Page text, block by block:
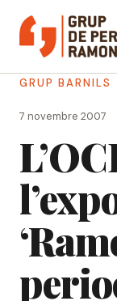
contingut
GRUP BARNILS
7 novembre 2007